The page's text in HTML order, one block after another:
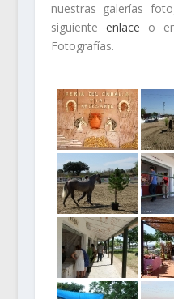
nuestras galerías
siguiente enlace o
Fotografías.